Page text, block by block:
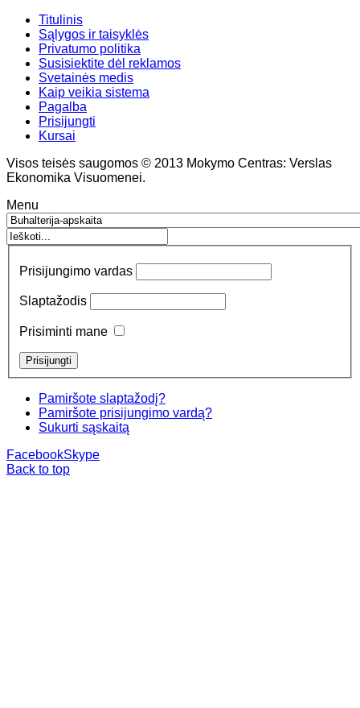
Titulinis
Sąlygos ir taisyklės
Privatumo politika
Susisiektite dėl reklamos
Svetainės medis
Kaip veikia sistema
Pagalba
Prisijungti
Kursai
Visos teisės saugomos © 2013 Mokymo Centras: Verslas
Ekonomika Visuomenei.
Menu
Prisijungimo vardas
Slaptažodis
Prisiminti mane
Pamiršote slaptažodį?
Pamiršote prisijungimo vardą?
Sukurti sąskaitą
FacebookSkype
Back to top